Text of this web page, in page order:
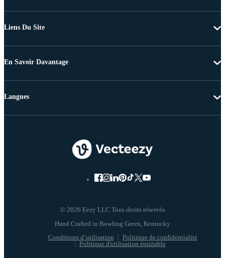
Liens Du Site
En Savoir Davantage
© 2026 Eezy LLC Tous droits réservés
Conditions d’utilisation
Politique de confidentialité
Politique d'utilisation équitable
Langues